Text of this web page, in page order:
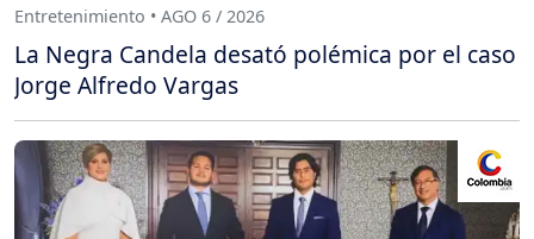
Entretenimiento • AGO 6 / 2026
La Negra Candela desató polémica por el caso
Jorge Alfredo Vargas